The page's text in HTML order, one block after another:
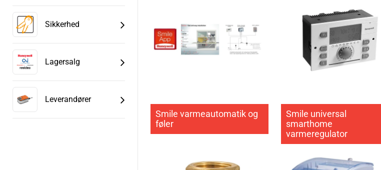
Sikkerhed
Lagersalg
Leverandører
Smile varmeautomatik og
føler
Smile universal
smarthome
varmeregulator